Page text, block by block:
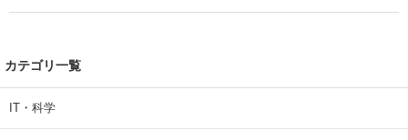
カテゴリ一覧
IT・科学